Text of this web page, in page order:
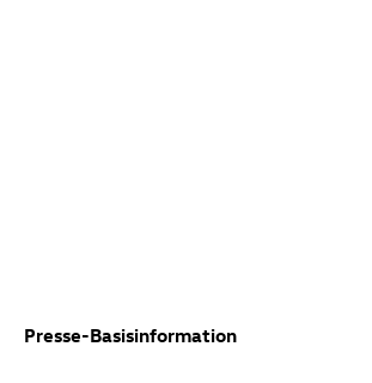
Presse-Basisinformation